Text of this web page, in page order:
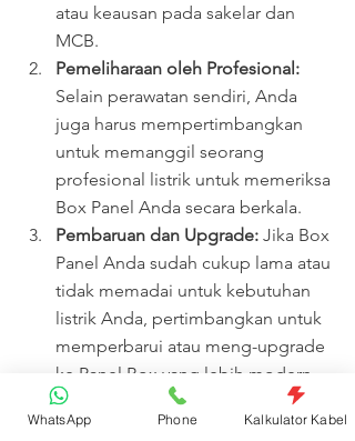
atau keausan pada sakelar dan
MCB.
Pemeliharaan oleh Profesional:
Selain perawatan sendiri, Anda
juga harus mempertimbangkan
untuk memanggil seorang
profesional listrik untuk memeriksa
Box Panel Anda secara berkala.
Pembaruan dan Upgrade: Jika Box
Panel Anda sudah cukup lama atau
tidak memadai untuk kebutuhan
listrik Anda, pertimbangkan untuk
memperbarui atau meng-upgrade
ke Panel Box yang lebih modern
dan aman.
Dengan memahami peran Box Panel
WhatsApp Phone Kalkulator Kabel